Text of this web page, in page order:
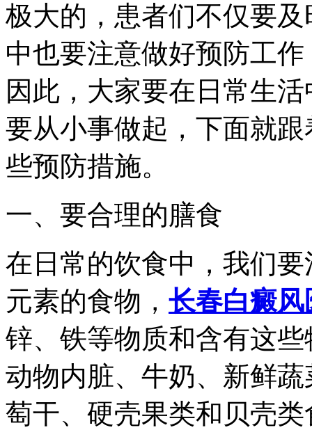
极大的，患者们不仅要
中也要注意做好预防工
因此，大家要在日常生
要从小事做起，下面就
些预防措施。
一、要合理的膳食
在日常的饮食中，我们
元素的食物， 长春白癜风
锌、铁等物质和含有这
动物内脏、牛奶、新鲜
萄干、硬壳果类和贝壳类